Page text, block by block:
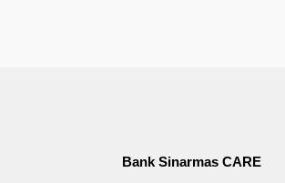
Bank Sinarmas CARE